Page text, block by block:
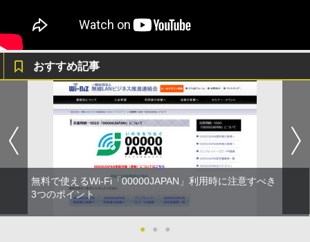
おすすめ記事
無料で使えるWi-Fi「00000JAPAN」利用時に注意すべき
3つのポイント
● ● ●